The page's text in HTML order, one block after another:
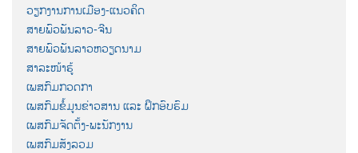
ວຽກງານການເມືອງ-ແນວຄິດ
ສາຍພົວພັນລາວ-ຈີນ
ສາຍພົວພັນລາວຫວຽດນາມ
ສາລະໜ້າຮູ້
ເພສກົມກວດກາ
ເພສກົມຂໍ້ມູນຂ່າວສານ ແລະ ຝຶກອົບຮົມ
ເພສກົມຈັດຕັ້ງ-ພະນັກງານ
ເພສກົມສັງລວມ